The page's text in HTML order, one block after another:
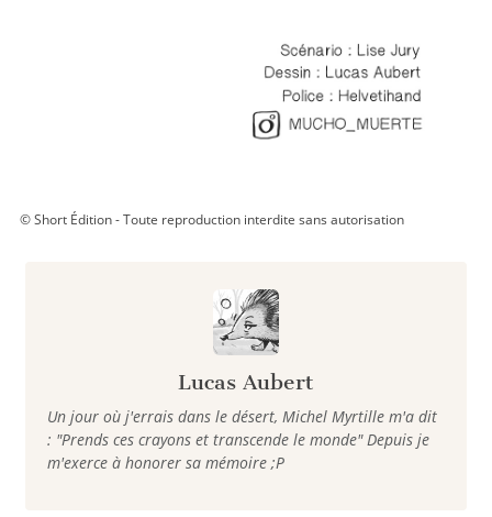
Lucas Aubert
Un jour où j'errais dans le désert, Michel Myrtille m'a dit
: "Prends ces crayons et transcende le monde" Depuis je
m'exerce à honorer sa mémoire ;P
© Short Édition - Toute reproduction interdite sans autorisation